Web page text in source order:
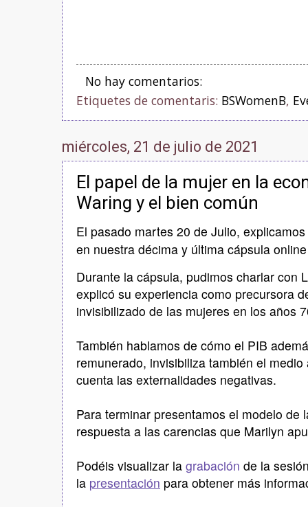
No hay comentarios:
Etiquetes de comentaris: BSWomenB,
miércoles, 21 de julio de 2021
El papel de la mujer en la
Waring y el bien común
El pasado martes 20 de Julio,
en nuestra décima y última cápsula
Durante la cápsula, pudimos charlar con
explicó su experiencia como precursora
invisibilizado de las mujeres en los años
También hablamos de cómo el PIB
remunerado, invisibiliza también el
cuenta las externalidades negativas.
Para terminar presentamos el modelo de
respuesta a las carencias que Marilyn
Podéis visualizar la grabación de la
la presentación para obtener más